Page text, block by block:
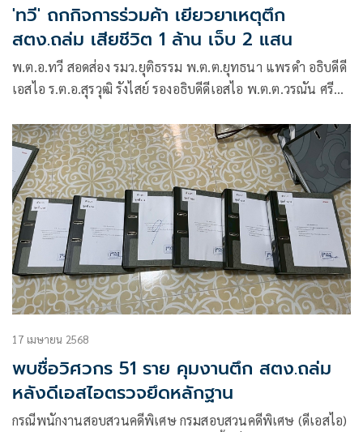
'ทวี' ถกกิจการร่วมค้า เยียวยาเหตุตึก
สตง.ถล่ม เสียชีวิต 1 ล้าน เจ็บ 2 แสน
พ.ต.อ.ทวี สอดส่อง รมว.ยุติธรรม พ.ต.ต.ยุทธนา แพรดำ อธิบดีดี
เอสไอ ร.ต.อ.สุรวุฒิ รังไสย์ รองอธิบดีดีเอสไอ พ.ต.ต.วรณัน ศรีล้ำ
ความผิดเกี่ยวกับการเสนอราคาต่อหน่วยงานของรัฐ
17 เมษายน 2568
พบชื่อวิศวกร 51 ราย คุมงานตึก สตง.ถล่ม
หลังดีเอสไอตรวจยึดหลักฐาน
กรณีพนักงานสอบสวนคดีพิเศษ กรมสอบสวนคดีพิเศษ (ดีเอสไอ)